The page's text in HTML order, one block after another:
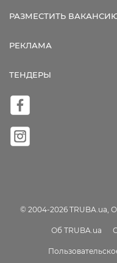
РАЗМЕСТИТЬ
РЕКЛАМА
ТЕНДЕРЫ
© 2004-2026 TRUBA.ua,
Об TRUBA.ua